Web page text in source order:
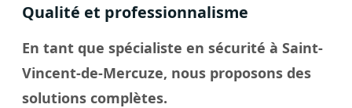
Qualité et professionnalisme
En tant que spécialiste en sécurité à Saint-
Vincent-de-Mercuze, nous proposons des
solutions complètes.